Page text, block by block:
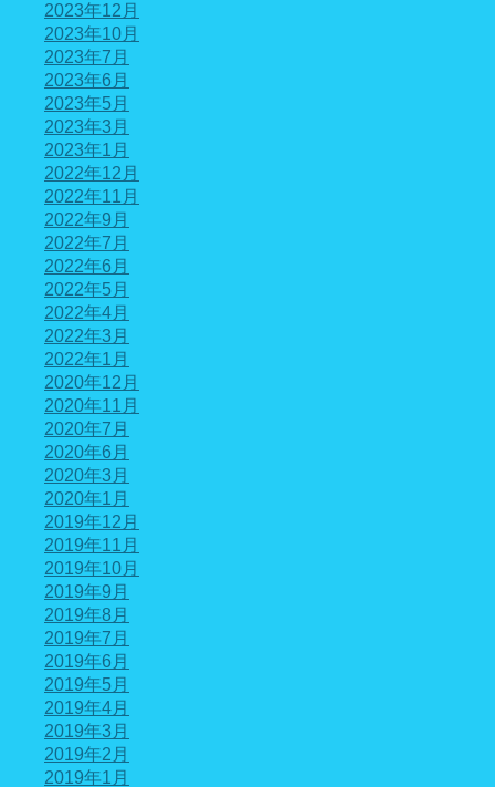
2023年12月
2023年10月
2023年7月
2023年6月
2023年5月
2023年3月
2023年1月
2022年12月
2022年11月
2022年9月
2022年7月
2022年6月
2022年5月
2022年4月
2022年3月
2022年1月
2020年12月
2020年11月
2020年7月
2020年6月
2020年3月
2020年1月
2019年12月
2019年11月
2019年10月
2019年9月
2019年8月
2019年7月
2019年6月
2019年5月
2019年4月
2019年3月
2019年2月
2019年1月